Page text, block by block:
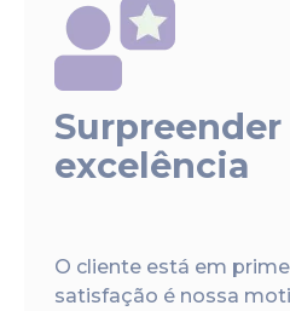
excelência
O cliente está em
satisfação é nossa